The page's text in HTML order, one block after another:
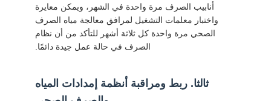
أنابيب الصرف مرة واحدة في الشهر، ويمكن معايرة
واختبار معلمات التشغيل لمرافق معالجة مياه الصرف
الصحي مرة واحدة كل ثلاثة أشهر للتأكد من أن نظام
الصرف في حالة عمل جيدة دائمًا.
ثالثا. ربط ومراقبة أنظمة إمدادات المياه